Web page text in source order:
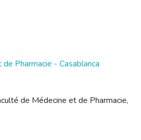
Pharmacie - Casablanca
de Médecine et de Pharmacie,